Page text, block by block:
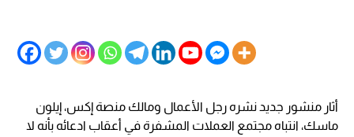
أثار منشور جديد نشره رجل الأعمال ومالك منصة إكس، إيلون
ماسك، انتباه مجتمع العملات المشفرة في أعقاب ادعائه بأنه لا